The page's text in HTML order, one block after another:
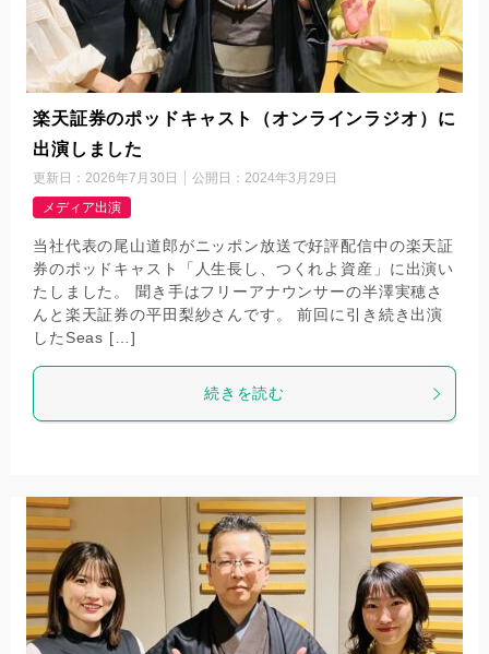
楽天証券のポッドキャスト（オンラインラジオ）に
出演しました
更新日： 2026年7月30日 公開日： 2024年3月29日
メディア出演
当社代表の尾山道郎がニッポン放送で好評配信中の楽天証
券のポッドキャスト「人生長し、つくれよ資産」に出演い
たしました。 聞き手はフリーアナウンサーの半澤実穂さ
んと楽天証券の平田梨紗さんです。 前回に引き続き出演
したSeas […]
続きを読む